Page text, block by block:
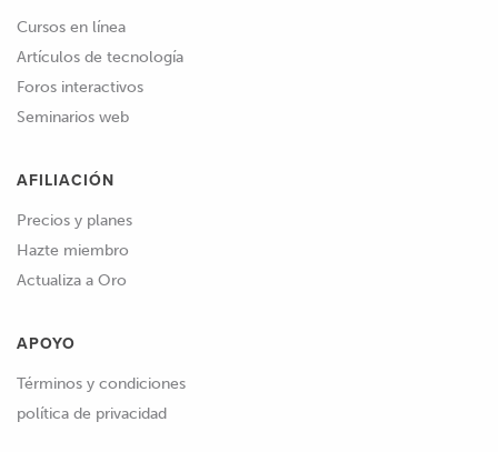
Cursos en línea
Artículos de tecnología
Foros interactivos
Seminarios web
AFILIACIÓN
Precios y planes
Hazte miembro
Actualiza a Oro
APOYO
Términos y condiciones
política de privacidad